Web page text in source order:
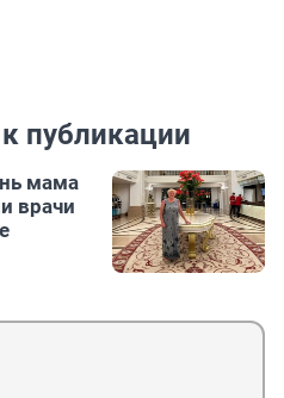
публикации
мама
врачи